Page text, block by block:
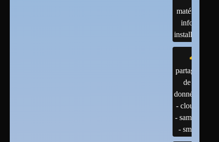
matériels :
infos et
installations
partage
de
données
- cloud
- samba
- smb